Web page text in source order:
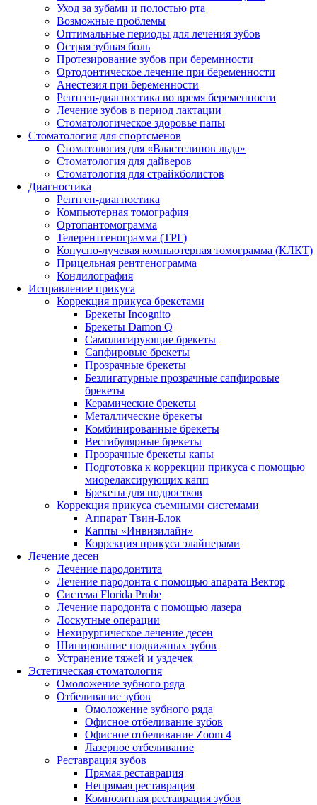
Уход за зубами и полостью рта
Возможные проблемы
Оптимальные периоды для лечения зубов
Острая зубная боль
Протезирование зубов при беремнности
Ортодонтическое лечение при беременности
Анестезия при беременности
Рентген-диагностика во время беременности
Лечение зубов в период лактации
Стоматологическое здоровье папы
Стоматология для спортсменов
Стоматология для «Властелинов льда»
Стоматология для дайверов
Стоматология для страйкболистов
Диагностика
Рентген-диагностика
Компьютерная томография
Ортопантомограмма
Телерентгенограмма (ТРГ)
Конусно-лучевая компьютерная томограмма (КЛКТ)
Прицельная рентгенограмма
Кондилография
Исправление прикуса
Коррекция прикуса брекетами
Брекеты Incognito
Брекеты Damon Q
Самолигирующие брекеты
Сапфировые брекеты
Прозрачные брекеты
Безлигатурные прозрачные сапфировые
брекеты
Керамические брекеты
Металлические брекеты
Комбинированные брекеты
Вестибулярные брекеты
Прозрачные брекеты капы
Подготовка к коррекции прикуса с помощью
миорелаксирующих капп
Брекеты для подростков
Коррекция прикуса съемными системами
Аппарат Твин-Блок
Каппы «Инвизилайн»
Коррекция прикуса элайнерами
Лечение десен
Лечение пародонтита
Лечение пародонта с помощью апарата Вектор
Система Florida Probe
Лечение пародонта с помощью лазера
Лоскутные операции
Нехирургическое лечение десен
Шинирование подвижных зубов
Устранение тяжей и уздечек
Эстетическая стоматология
Омоложение зубного ряда
Отбеливание зубов
Омоложение зубного ряда
Офисное отбеливание зубов
Офисное отбеливание Zoom 4
Лазерное отбеливание
Реставрация зубов
Прямая реставрация
Непрямая реставрация
Композитная реставрация зубов